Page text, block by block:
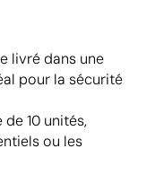
livré dans une
pour la sécurité
10 unités,
ou les